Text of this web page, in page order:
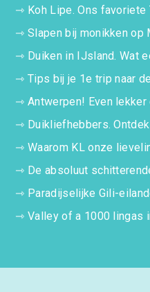
⇾ Koh Lipe. Ons
⇾Slapen bij monikken op
⇾ Duiken in IJsland. Wat
⇾Tips bij je 1e trip naar
⇾Antwerpen! Even
⇾ Duikliefhebbers.
⇾Waarom KL onze
⇾ De absoluut
⇾ Paradijselijke Gili-
⇾Valley of a 1000 lingas